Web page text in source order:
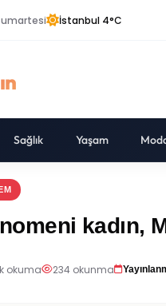
İstanbul 4°C
Sağlık Yaşam
kadın,
okuma 234 okunma